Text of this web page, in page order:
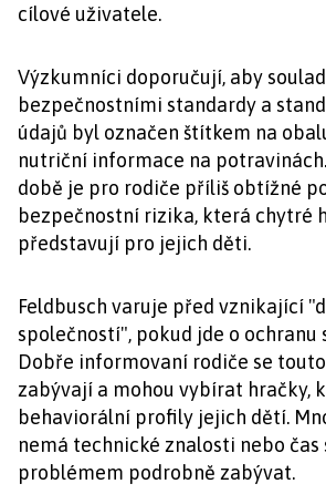
cílové uživatele.
Výzkumníci doporučují, aby
bezpečnostními standardy a
údajů byl označen štítkem na
nutriční informace na potravinách.
době je pro rodiče příliš obtížné
bezpečnostní rizika, která chytré
představují pro jejich děti.
Feldbusch varuje před vznikající
společností", pokud jde o ochranu
Dobře informovaní rodiče se
zabývají a mohou vybírat hračky,
behaviorální profily jejich dětí.
nemá technické znalosti nebo
problémem podrobně zabývat.